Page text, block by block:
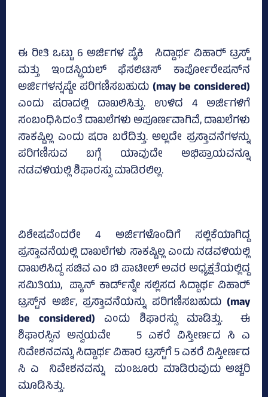
ಈ ರೀತಿ ಒಟ್ಟು 6 ಅರ್ಜಿಗಳ ಪೈಕಿ ಸಿದ್ದಾರ್ಥ ವಿಹಾರ್‍‌ ಟ್ರಸ್ಟ್‌
ಮತ್ತು ಇಂಡಸ್ಟ್ರಿಯಲ್‌ ಫೆಸಲಿಟಿಸ್‌ ಕಾರ್ಪೋರೇಷನ್‌ನ
ಅರ್ಜಿಗಳನ್ನಷ್ಟೇ ಪರಿಗಣಿಸಬಹುದು (may be considered)
ಎಂದು ಷರಾದಲ್ಲಿ ದಾಖಲಿಸಿತ್ತು. ಉಳಿದ 4 ಅರ್ಜಿಗಳಿಗೆ
ಸಂಬಂಧಿಸಿದಂತೆ ದಾಖಲೆಗಳು ಅಪೂರ್ಣವಾಗಿವೆ, ದಾಖಲೆಗಳು
ಸಾಕಷ್ಟಿಲ್ಲ ಎಂದು ಷರಾ ಬರೆದಿತ್ತು. ಅಲ್ಲದೇ ಪ್ರಸ್ತಾವನೆಗಳನ್ನು
ಪರಿಗಣಿಸುವ ಬಗ್ಗೆ ಯಾವುದೇ ಅಭಿಪ್ರಾಯವನ್ನೂ
ನಡವಳಿಯಲ್ಲಿ ಶಿಫಾರಸ್ಸು ಮಾಡಿರಲಿಲ್ಲ.
ವಿಶೇಷವೆಂದರೇ 4 ಅರ್ಜಿಗಳೊಂದಿಗೆ ಸಲ್ಲಿಕೆಯಾಗಿದ್ದ
ಪ್ರಸ್ತಾವನೆಯಲ್ಲಿ ದಾಖಲೆಗಳು ಸಾಕಷ್ಟಿಲ್ಲ ಎಂದು ನಡವಳಿಯಲ್ಲಿ
ದಾಖಲಿಸಿದ್ದ ಸಚಿವ ಎಂ ಬಿ ಪಾಟೀಲ್‌ ಅವರ ಅಧ್ಯಕ್ಷತೆಯಲ್ಲಿದ್ದ
ಸಮಿತಿಯು, ಪ್ಯಾನ್‌ ಕಾರ್ಡ್‌ನ್ನೇ ಸಲ್ಲಿಸದ ಸಿದ್ದಾರ್ಥ ವಿಹಾರ್‍‌
ಟ್ರಸ್ಟ್‌ನ ಅರ್ಜಿ, ಪ್ರಸ್ತಾವನೆಯನ್ನು ಪರಿಗಣಿಸಬಹುದು(may
be considered) ಎಂದು ಶಿಫಾರಸ್ಸು ಮಾಡಿತ್ತು. ಈ
ಶಿಫಾರಸ್ಸಿನ ಅನ್ವಯವೇ 5 ಎಕರೆ ವಿಸ್ತೀರ್ಣದ ಸಿ ಎ
ನಿವೇಶನವನ್ನು ಸಿದ್ದಾರ್ಥ ವಿಹಾರ ಟ್ರಸ್ಟ್‌ಗೆ 5 ಎಕರೆ ವಿಸ್ತೀರ್ಣದ
ಸಿ ಎ ನಿವೇಶನವನ್ನು ಮಂಜೂರು ಮಾಡಿರುವುದು ಅಚ್ಚರಿ
ಮೂಡಿಸಿತ್ತು.